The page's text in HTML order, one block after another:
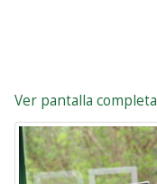
Ver pantalla completa